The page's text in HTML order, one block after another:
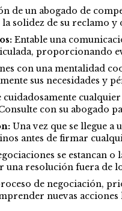
de un abogado de
solidez de su reclamo
Entable una
con una mentalidad
sus necesidades y
cuidadosamente
con su abogado
Una vez que se llegue
antes de firmar
se estancan
resolución fuera de
de negociación,
nuevas acciones